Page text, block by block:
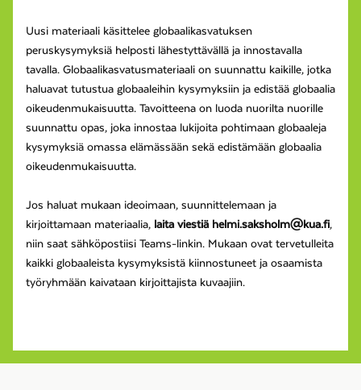
Uusi materiaali käsittelee globaalikasvatuksen
peruskysymyksiä helposti lähestyttävällä ja innostavalla
tavalla. Globaalikasvatusmateriaali on suunnattu kaikille, jotka
haluavat tutustua globaaleihin kysymyksiin ja edistää globaalia
oikeudenmukaisuutta. Tavoitteena on luoda nuorilta nuorille
suunnattu opas, joka innostaa lukijoita pohtimaan globaaleja
kysymyksiä omassa elämässään sekä edistämään globaalia
oikeudenmukaisuutta.
Jos haluat mukaan ideoimaan, suunnittelemaan ja
kirjoittamaan materiaalia, laita viestiä helmi.saksholm@kua.fi,
niin saat sähköpostiisi Teams-linkin. Mukaan ovat tervetulleita
kaikki globaaleista kysymyksistä kiinnostuneet ja osaamista
työryhmään kaivataan kirjoittajista kuvaajiin.